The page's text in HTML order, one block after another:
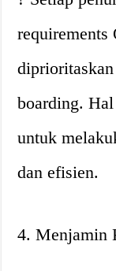
requirements
boarding.
untuk
dan efisien.
4. Menjamin